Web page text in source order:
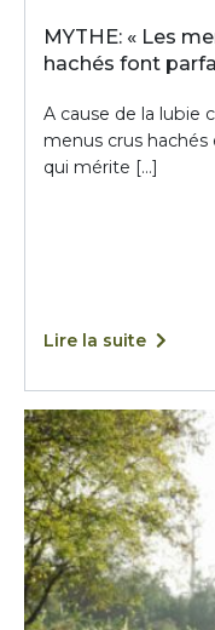
MYTHE: « Les
hachés font
A cause de la lubie
menus crus
qui mérite […]
Lire la suite